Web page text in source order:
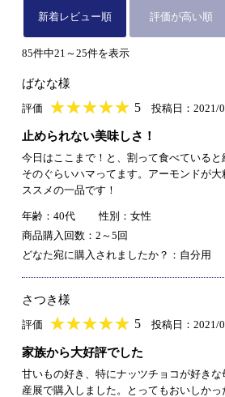
新着レビュー順 評価が高い順
85件中21～25件を表示
ばなな様
評価 ★★★★★
★★★★★ 5 投稿日：2021/
止められない美味しさ！
今日はここまで！と、割って食べている
そのぐらいハマってます。アーモンドが
ススメの一品です！
年齢：40代
性別：女性
商品購入回数：2～5回
どなた宛に購入されましたか？：自分用
さつき様
評価 ★★★★★
★★★★★ 5 投稿日：2021/
家族から大好評でした
甘いもの好き、特にナッツチョコが好き
産展で購入しました。とってもおいしか